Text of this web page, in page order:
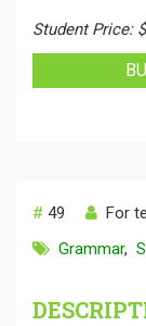
Student Price:
# 49 For
Grammar,